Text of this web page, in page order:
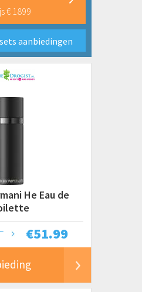
€ 1899
aanbiedingen
He Eau de
€51.99